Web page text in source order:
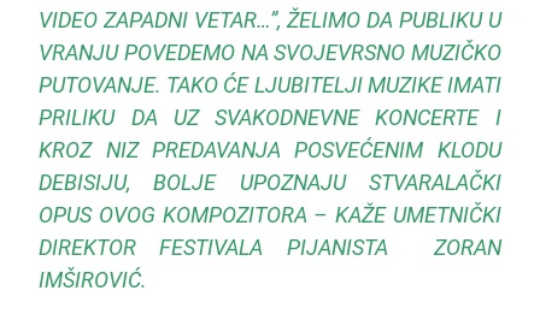
VIDEO ZAPADNI VETAR…”, ŽELIMO DA PUBLIKU U
VRANJU POVEDEMO NA SVOJEVRSNO MUZIČKO
PUTOVANJE. TAKO ĆE LJUBITELJI MUZIKE IMATI
PRILIKU DA UZ SVAKODNEVNE KONCERTE I
KROZ NIZ PREDAVANJA POSVEĆENIM KLODU
DEBISIJU, BOLJE UPOZNAJU STVARALAČKI
OPUS OVOG KOMPOZITORA – KAŽE UMETNIČKI
DIREKTOR FESTIVALA PIJANISTA ZORAN
IMŠIROVIĆ.